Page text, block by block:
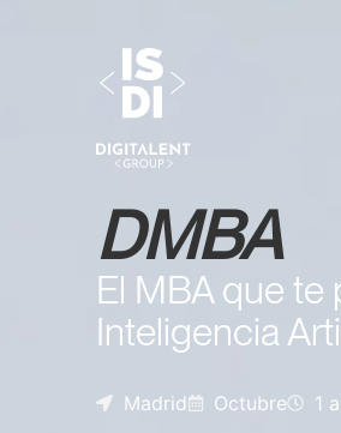
DMBA
El MBA que te
Inteligencia
Madrid Octubre 1